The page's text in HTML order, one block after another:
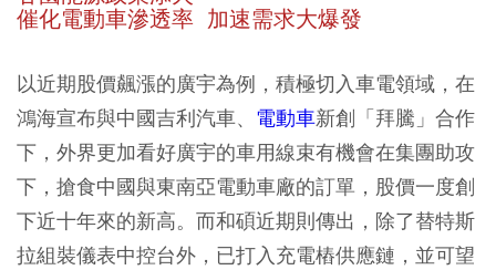
催化電動車滲透率 加速需求大爆發
以近期股價飆漲的廣宇為例，積極切入車電領域，在
鴻海宣布與中國吉利汽車、 電動車新創「拜騰」合作
下，外界更加看好廣宇的車用線束有機會在集團助攻
下，搶食中國與東南亞電動車廠的訂單，股價一度創
下近十年來的新高。而和碩近期則傳出，除了替特斯
拉組裝儀表中控台外，已打入充電樁供應鏈，並可望